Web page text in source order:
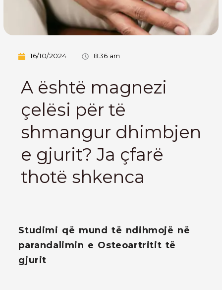
16/10/2024 8:36 am
A është magnezi
çelësi për të
shmangur dhimbjen
e gjurit? Ja çfarë
thotë shkenca
Studimi që mund të ndihmojë në
parandalimin e Osteoartritit të
gjurit